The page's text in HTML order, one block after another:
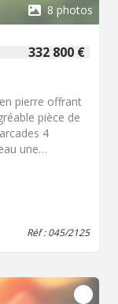
8 photos
332 800 €
pierre offrant
pièce de
4
une
et son
70 m²
Réf : 045/2125